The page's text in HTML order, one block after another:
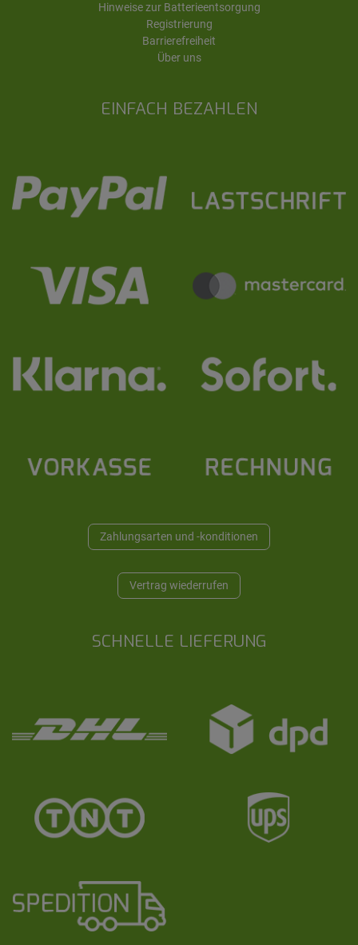
EINFACH BEZAHLEN
Zahlungsarten und -konditionen
Vertrag wiederrufen
SCHNELLE LIEFERUNG
Hinweise zur Batterieentsorgung
Registrierung
Barrierefreiheit
Über uns